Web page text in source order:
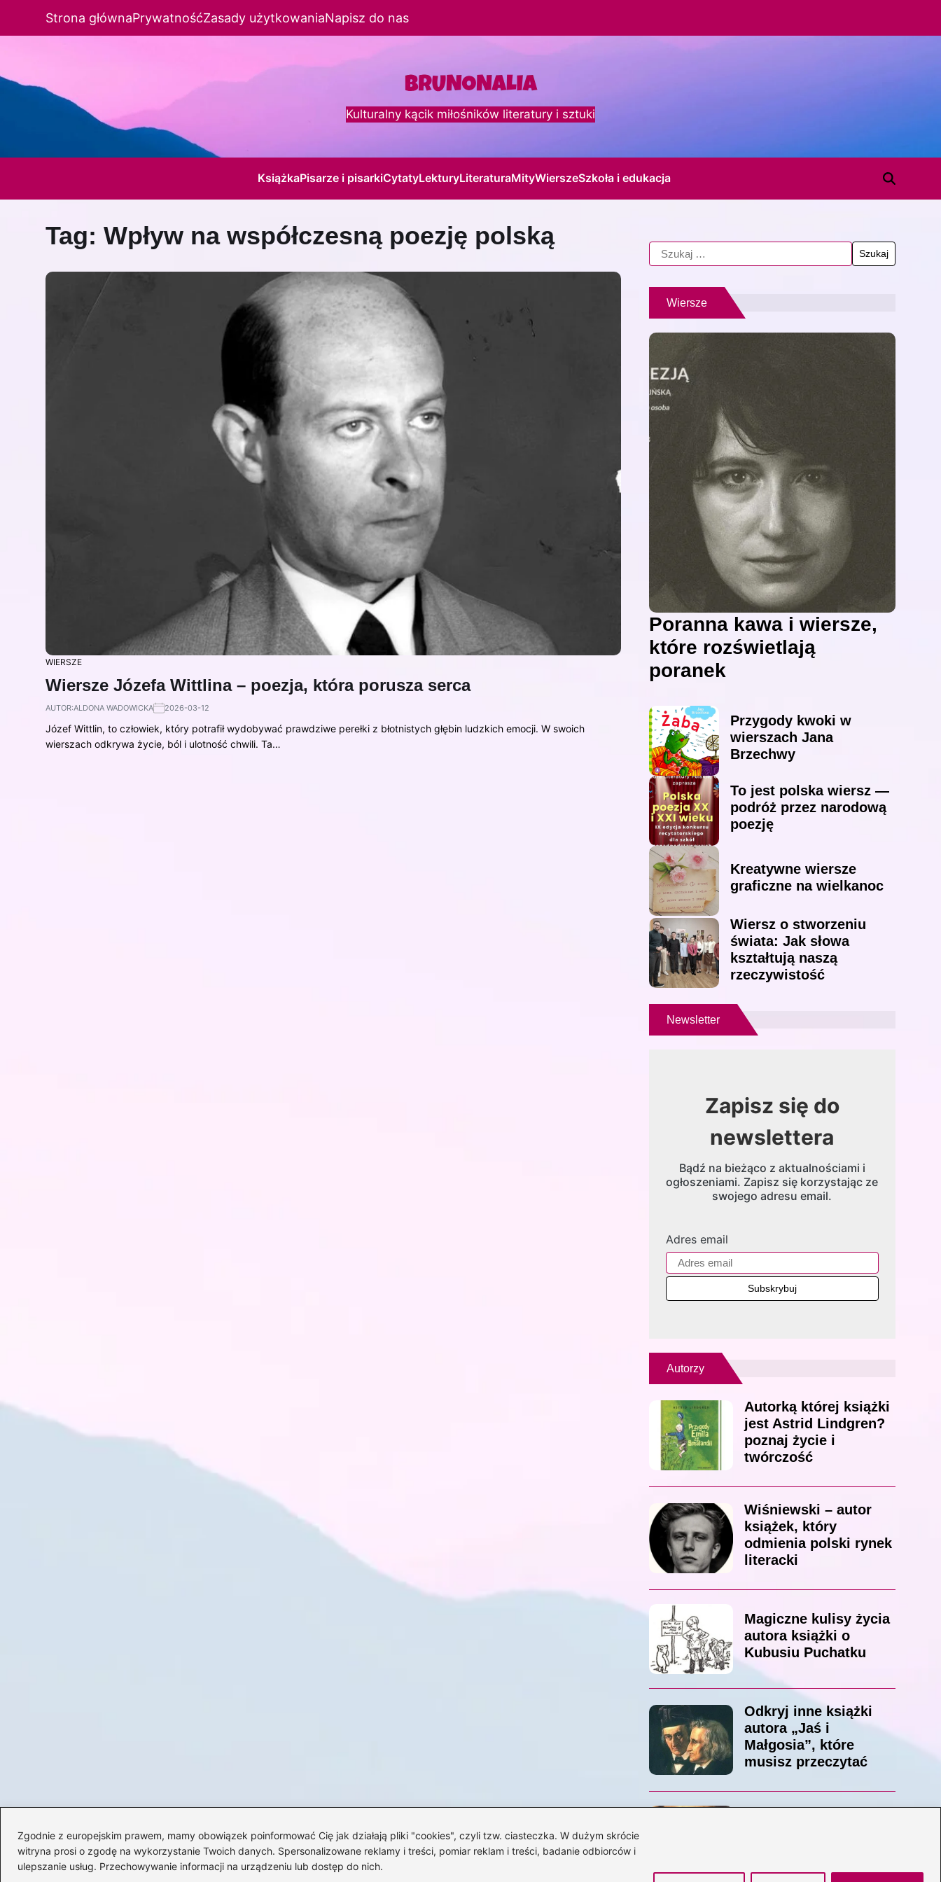
Zgodnie z europejskim prawem, mamy obowiązek poinformować Cię jak działają pliki "cookies", czyli tzw. ciasteczka. W dużym skrócie
witryna prosi o zgodę na wykorzystanie Twoich danych. Spersonalizowane reklamy i treści, pomiar reklam i treści, badanie odbiorców i
ulepszanie usług. Przechowywanie informacji na urządzeniu lub dostęp do nich.
Strona głównaPrywatnośćZasady użytkowaniaNapisz do nas
Kulturalny kącik miłośników literatury i sztuki
KsiążkaPisarze i pisarkiCytatyLekturyLiteraturaMityWierszeSzkoła i edukacja
Tag: Wpływ na współczesną poezję polską
WIERSZE
Wiersze Józefa Wittlina – poezja, która porusza serca
AUTOR:ALDONA WADOWICKA 2026-03-12
Józef Wittlin, to człowiek, który potrafił wydobywać prawdziwe perełki z błotnistych głębin ludzkich emocji. W swoich
wierszach odkrywa życie, ból i ulotność chwili. Ta…
Wiersze
Poranna kawa i wiersze,
które rozświetlają
poranek
Przygody kwoki w
wierszach Jana
Brzechwy
To jest polska wiersz —
podróż przez narodową
poezję
Kreatywne wiersze
graficzne na wielkanoc
Wiersz o stworzeniu
świata: Jak słowa
kształtują naszą
rzeczywistość
Newsletter
Zapisz się do
newslettera
Bądź na bieżąco z aktualnościami i
ogłoszeniami. Zapisz się korzystając ze
swojego adresu email.
Adres email
Autorzy
Autorką której książki
jest Astrid Lindgren?
poznaj życie i
twórczość
Wiśniewski – autor
książek, który
odmienia polski rynek
literacki
Magiczne kulisy życia
autora książki o
Kubusiu Puchatku
Odkryj inne książki
autora „Jaś i
Małgosia”, które
musisz przeczytać